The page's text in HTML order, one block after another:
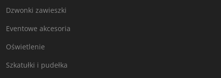
Dzwonki zawieszki
Eventowe akcesoria
Oświetlenie
Szkatułki i pudełka